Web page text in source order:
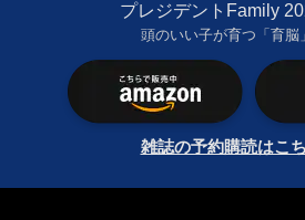
プレジデントFamily
頭のいい子が育つ「育脳
雑誌の予約購読はこ